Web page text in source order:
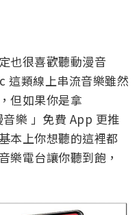
也很喜歡聽動漫音
類線上串流音樂雖然
但如果你是拿
樂 」免費 App 更推
本上你想聽的這裡都
樂電台讓你聽到飽，